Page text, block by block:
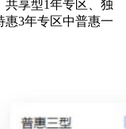
享型1年专区、独
惠3年专区中普惠一